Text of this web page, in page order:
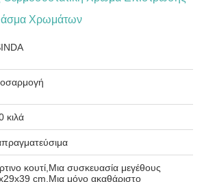
Χρωμάτων
κιλά
κουτί,Μια συσκευασία μεγέθους
cm,Μια μόνο ακαθάριστο